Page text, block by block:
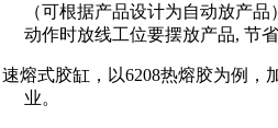
（可根据产品设计为自动放产
动作时放线工位要摆放产品, 节省
速熔式胶缸，以6208热熔胶为例，
业。